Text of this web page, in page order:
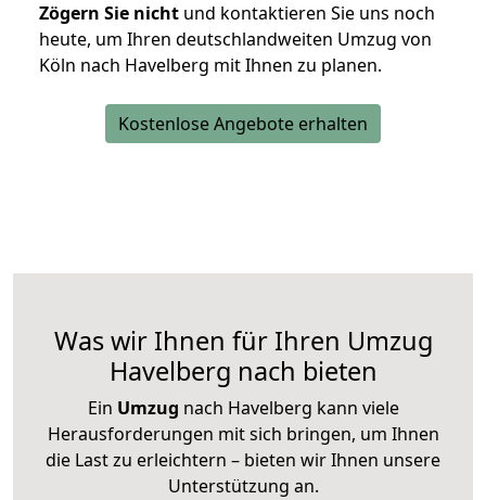
Zögern Sie nicht und kontaktieren Sie uns noch
heute, um Ihren deutschlandweiten Umzug von
Köln nach Havelberg mit Ihnen zu planen.
Kostenlose Angebote erhalten
Was wir Ihnen für Ihren Umzug
Havelberg nach bieten
Ein Umzug nach Havelberg kann viele
Herausforderungen mit sich bringen, um Ihnen
die Last zu erleichtern – bieten wir Ihnen unsere
Unterstützung an.